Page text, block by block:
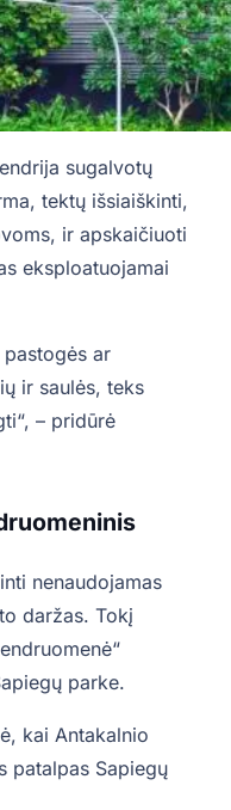
sugalvotų
tektų išsiaiškinti,
ir apskaičiuoti
eksploatuojamai
pastogės ar
ir saulės, teks
– pridūrė
nenaudojamas
daržas. Tokį
parke.
kai Antakalnio
patalpas Sapiegų